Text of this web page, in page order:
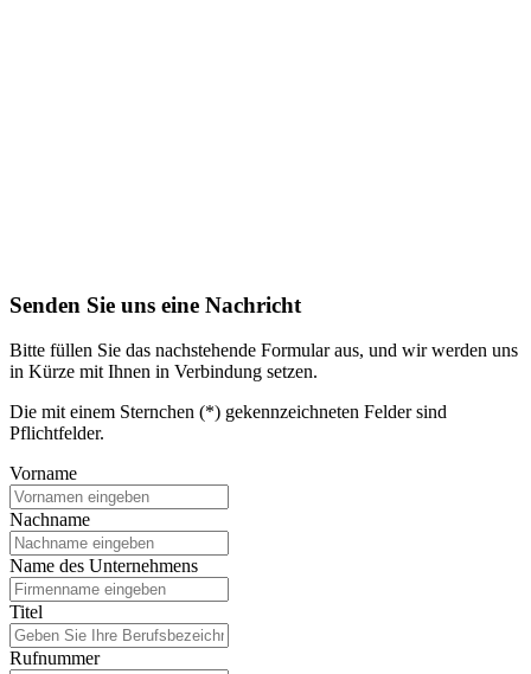
Senden Sie uns eine Nachricht
Bitte füllen Sie das nachstehende Formular aus, und wir werden uns
in Kürze mit Ihnen in Verbindung setzen.
Die mit einem Sternchen (*) gekennzeichneten Felder sind
Pflichtfelder.
Vorname
Nachname
Name des Unternehmens
Titel
Rufnummer